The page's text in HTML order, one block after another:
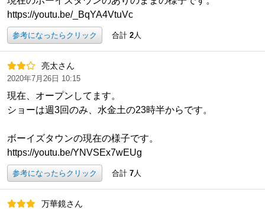
https://youtu.be/_BqYA4VtuVc
参考になったらクリック 合計 2人
亮太さん
2020年7月26日 10:15
現在、オープンしてます。
ショーは週3回のみ、水金土の23時半からです。
ボーイズタウンの現在の様子です。
https://youtu.be/YNVSEx7wEUg
参考になったらクリック 合計 7人
万華鏡さん